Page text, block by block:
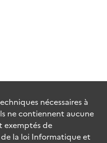
nécessaires à
ne contiennent aucune
exemptés de
la loi Informatique et